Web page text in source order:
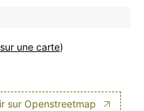
une carte)
sur Openstreetmap